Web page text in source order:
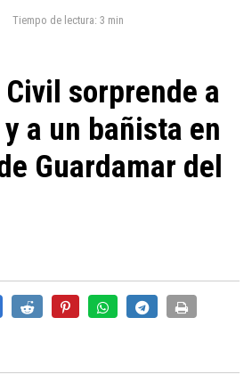
Tiempo de lectura: 3 min
sorprende a
a un bañista en
Guardamar del